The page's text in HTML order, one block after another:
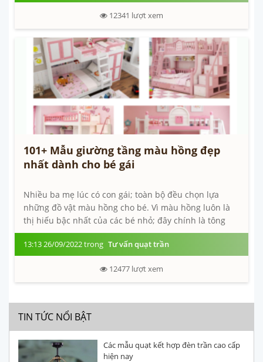
12341 lượt xem
101+ Mẫu giường tầng màu hồng đẹp
nhất dành cho bé gái
Nhiều ba mẹ lúc có con gái; toàn bộ đều chọn lựa
những đồ vật màu hồng cho bé. Vì màu hồng luôn là
thị hiếu bậc nhất của các bé nhỏ; đây chính là tông
màu quốc dân tương...
13:13 26/09/2022 trong Tư vấn quạt trần
12477 lượt xem
TIN TỨC NỔI BẬT
Các mẫu quạt kết hợp đèn trần cao cấp
hiện nay